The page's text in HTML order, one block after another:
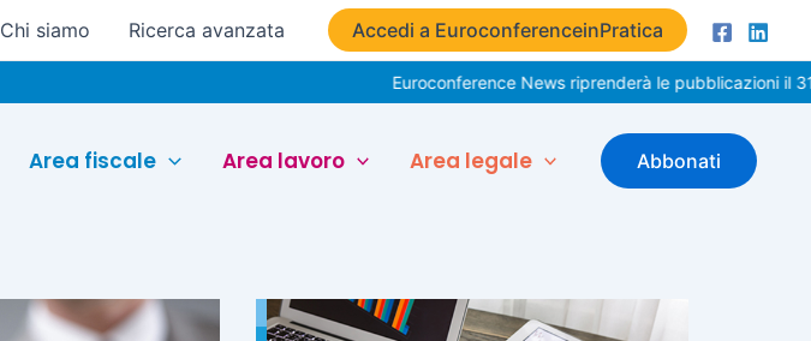
Chi siamo Ricerca avanzata Accedi a EuroconferenceinPratica
Euroconference News riprenderà le pubblicazioni il 31
Area fiscale Area lavoro Area legale Abbonati